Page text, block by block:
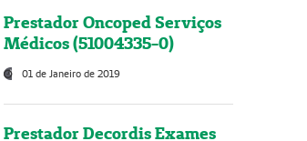
Prestador Oncoped Serviços
Médicos (51004335-0)
01 de Janeiro de 2019
Prestador Decordis Exames